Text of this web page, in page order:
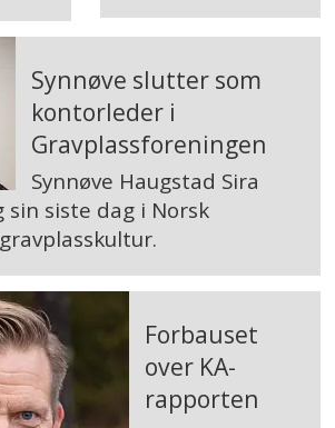
Synnøve slutter som
kontorleder i
Gravplassforeningen
Synnøve Haugstad Sira
sin siste dag i Norsk
Forbauset
over KA-
rapporten